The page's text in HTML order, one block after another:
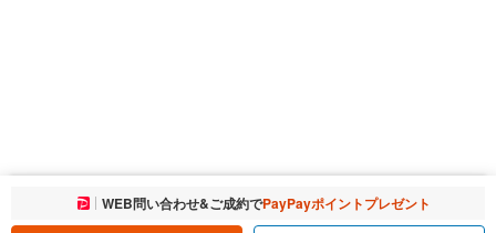
お気に入りに追加しました。 一覧を開く
WEB問い合わせ&ご成約でPayPayポイントプレゼント